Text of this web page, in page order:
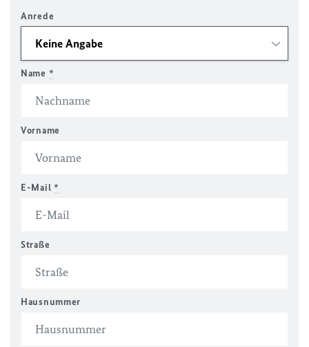
Anrede
Name *
Vorname
E-Mail *
Straße
Hausnummer